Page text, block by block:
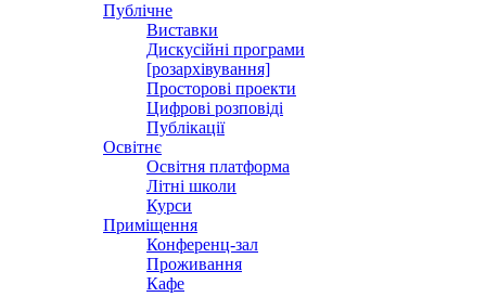
Публічне
Виставки
Дискусійні програми
[розархівування]
Просторові проекти
Цифрові розповіді
Публікації
Освітнє
Освітня платформа
Літні школи
Курси
Приміщення
Конференц-зал
Проживання
Кафе